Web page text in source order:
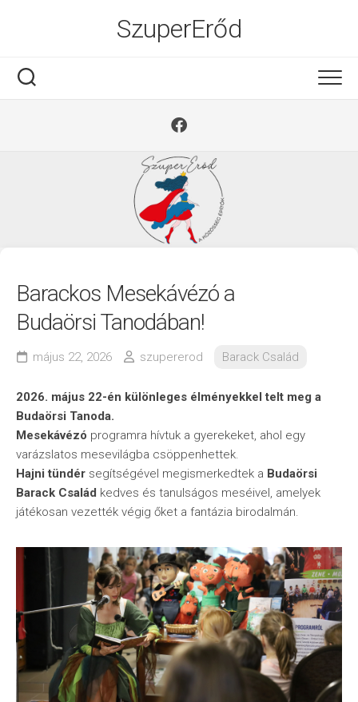
SzuperErőd
Barackos Mesekávézó a
Budaörsi Tanodában!
május 22, 2026 szupererod Barack Család
2026. május 22-én különleges élményekkel telt meg a
Budaörsi Tanoda.
Mesekávézó programra hívtuk a gyerekeket, ahol egy
varázslatos mesevilágba csöppenhettek.
Hajni tündér segítségével megismerkedtek a Budaörsi
Barack Család kedves és tanulságos meséivel, amelyek
játékosan vezették végig őket a fantázia birodalmán.